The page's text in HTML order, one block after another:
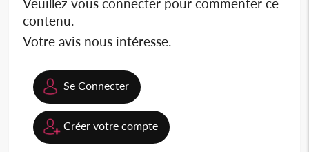
contenu.
Votre avis nous intéresse.
Se Connecter
Créer votre compte